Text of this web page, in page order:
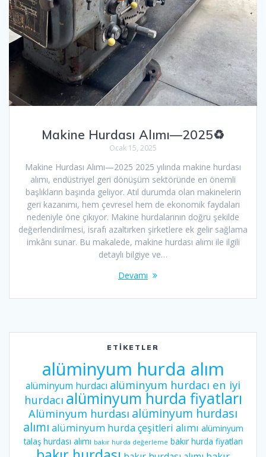
Makine Hurdası Alımı—2025♻
Ocak 15, 2025
Makine Hurdası Alımı—2025 2025 yılında makine hurdası
alımı, endüstriyel geri dönüşüm sektöründe en önemli
başlıkların başında geliyor. Atıl durumda olan makinelerin
geri kazanımı, hem çevresel hem de ekonomik faydaları
nedeniyle öne çıkıyor. Makine hurdalarının doğru şekilde
değerlendirilmesi, israfı azaltırken şirketlere ek gelir sağlama
imkânı sunar. Bu makalede, makine hurdası alımı ile ilgili
detaylı bilgiye ve…
Devamı
ETIKETLER
alüminyum hurda alım
alüminyum hurdacı alüminyum hurdacı en iyi
hurdacı alüminyum hurda fiyatları
Alüminyum hurdası alüminyum hurdası
alımı alüminyum hurda çeşitleri alımı alüminyum
talaş hurdası alımı bakır hurda değerleme bakır hurda fiyatları